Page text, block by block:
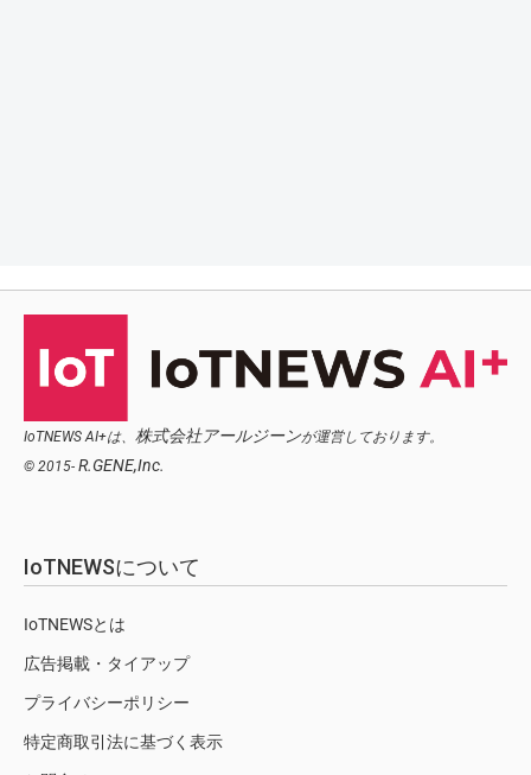
IoTNEWS AI+は、 株式会社アールジーンが運営しております。
© 2015- R.GENE,Inc.
IoTNEWSについて
IoTNEWSとは
広告掲載・タイアップ
プライバシーポリシー
特定商取引法に基づく表示